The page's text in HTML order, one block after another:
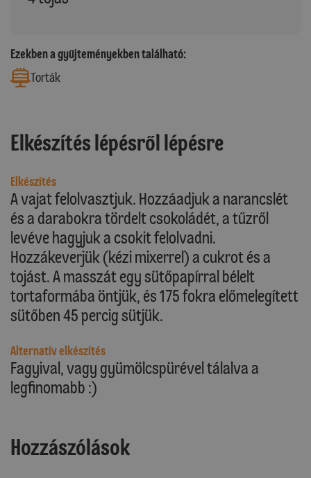
Ezekben a gyűjteményekben található:
Torták
Elkészítés lépésről lépésre
Elkészítés
A vajat felolvasztjuk. Hozzáadjuk a narancslét
és a darabokra tördelt csokoládét, a tűzről
levéve hagyjuk a csokit felolvadni.
Hozzákeverjük (kézi mixerrel) a cukrot és a
tojást. A masszát egy sütőpapírral bélelt
tortaformába öntjük, és 175 fokra előmelegített
sütőben 45 percig sütjük.
Alternatív elkészítés
Fagyival, vagy gyümölcspürével tálalva a
legfinomabb :)
Hozzászólások